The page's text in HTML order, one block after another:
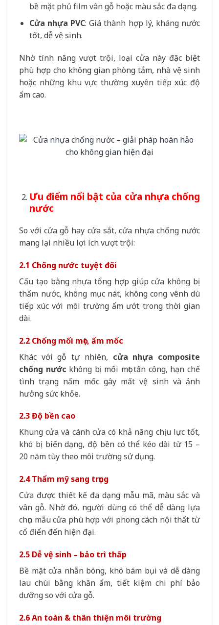
bề mặt phủ film vân gỗ hoặc màu sắc đa dạng.
Cửa nhựa PVC: Giá thành hợp lý, kháng nước
tốt, dễ vệ sinh.
Nhờ tính năng vượt trội, loại cửa này đặc biệt
phù hợp cho không gian phòng tắm, nhà vệ sinh
hoặc những khu vực thường xuyên tiếp xúc độ
ẩm cao.
Ưu điểm nổi bật của cửa nhựa chống
nước
So với cửa gỗ hay cửa sắt, cửa nhựa chống nước
mang lại nhiều lợi ích vượt trội:
2.1 Chống nước tuyệt đối
Cấu tạo bằng nhựa tổng hợp giúp cửa không bị
thấm nước, không mục nát, không cong vênh dù
tiếp xúc với môi trường ẩm ướt trong thời gian
dài.
2.2 Chống mối mọt, ẩm mốc
Khác với gỗ tự nhiên, cửa nhựa composite
chống nước không bị mối mọt tấn công, hạn chế
tình trạng nấm mốc gây mất vệ sinh và ảnh
hưởng sức khỏe.
2.3 Độ bền cao
Khung cửa và cánh cửa có khả năng chịu lực tốt,
khó bị biến dạng, độ bền có thể kéo dài từ 15 –
20 năm tùy theo môi trường sử dụng.
2.4 Thẩm mỹ sang trọng
Cửa được thiết kế đa dạng mẫu mã, màu sắc và
vân gỗ. Nhờ đó, người dùng có thể dễ dàng lựa
chọn mẫu cửa phù hợp với phong cách nội thất từ
cổ điển đến hiện đại.
2.5 Dễ vệ sinh – bảo trì thấp
Bề mặt cửa nhẵn bóng, khó bám bụi và dễ dàng
lau chùi bằng khăn ẩm, tiết kiệm chi phí bảo
dưỡng so với cửa gỗ.
2.6 An toàn & thân thiện môi trường